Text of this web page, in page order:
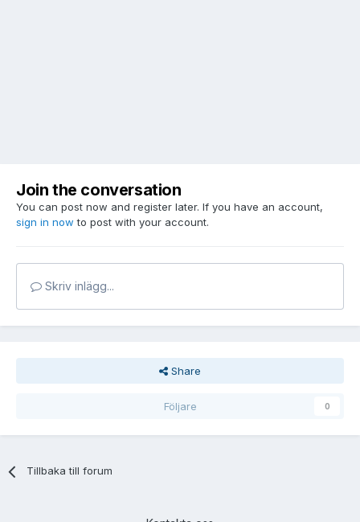
Join the conversation
You can post now and register later. If you have an account,
sign in now to post with your account.
Skriv inlägg...
Share
Följare 0
Tillbaka till forum